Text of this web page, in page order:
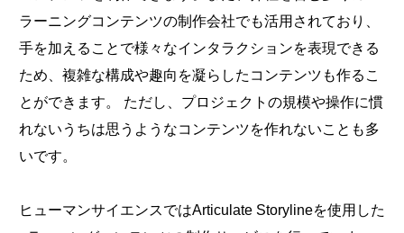
ラーニングコンテンツの制作会社でも活用されており、
手を加えることで様々なインタラクションを表現できる
ため、複雑な構成や趣向を凝らしたコンテンツも作るこ
とができます。 ただし、プロジェクトの規模や操作に慣
れないうちは思うようなコンテンツを作れないことも多
いです。
ヒューマンサイエンスではArticulate Storylineを使用した